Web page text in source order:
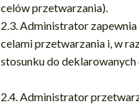
celów przetwarzania).
2.3. Administrator
celami przetwarzania i, w
stosunku do
2.4. Administrator